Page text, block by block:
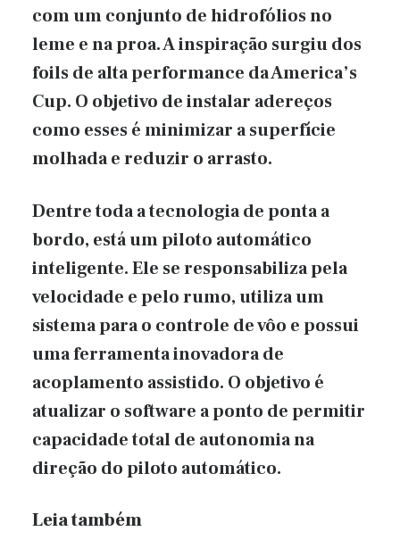
com um conjunto de hidrofólios no
leme e na proa. A inspiração surgiu dos
foils de alta performance da America’s
Cup. O objetivo de instalar adereços
como esses é minimizar a superfície
molhada e reduzir o arrasto.
Dentre toda a tecnologia de ponta a
bordo, está um piloto automático
inteligente. Ele se responsabiliza pela
velocidade e pelo rumo, utiliza um
sistema para o controle de vôo e possui
uma ferramenta inovadora de
acoplamento assistido. O objetivo é
atualizar o software a ponto de permitir
capacidade total de autonomia na
direção do piloto automático.
Leia também